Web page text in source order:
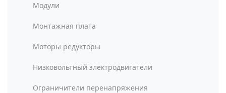
Модули
Монтажная плата
Моторы редукторы
Низковольтный электродвигатели
Ограничители перенапряжения